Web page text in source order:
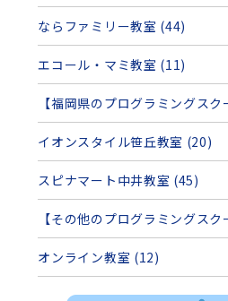
ならファミリー教室 (44)
エコール・マミ教室 (11)
【福岡県のプログラミングス
イオンスタイル笹丘教室 (20)
スピナマート中井教室 (45)
【その他のプログラミングス
オンライン教室 (12)